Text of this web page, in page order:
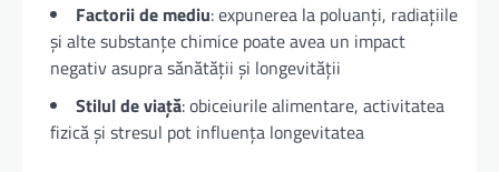
Factorii de mediu: expunerea la poluanți, radiațiile
și alte substanțe chimice poate avea un impact
negativ asupra sănătății și longevității
Stilul de viață: obiceiurile alimentare, activitatea
fizică și stresul pot influența longevitatea